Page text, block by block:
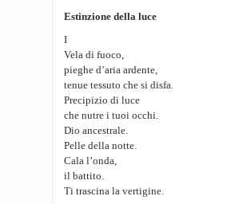
Estinzione della luce
I
Vela di fuoco,
pieghe d’aria ardente,
tenue tessuto che si disfa.
Precipizio di luce
che nutre i tuoi occhi.
Dio ancestrale.
Pelle della notte.
Cala l’onda,
il battito.
Ti trascina la vertigine.